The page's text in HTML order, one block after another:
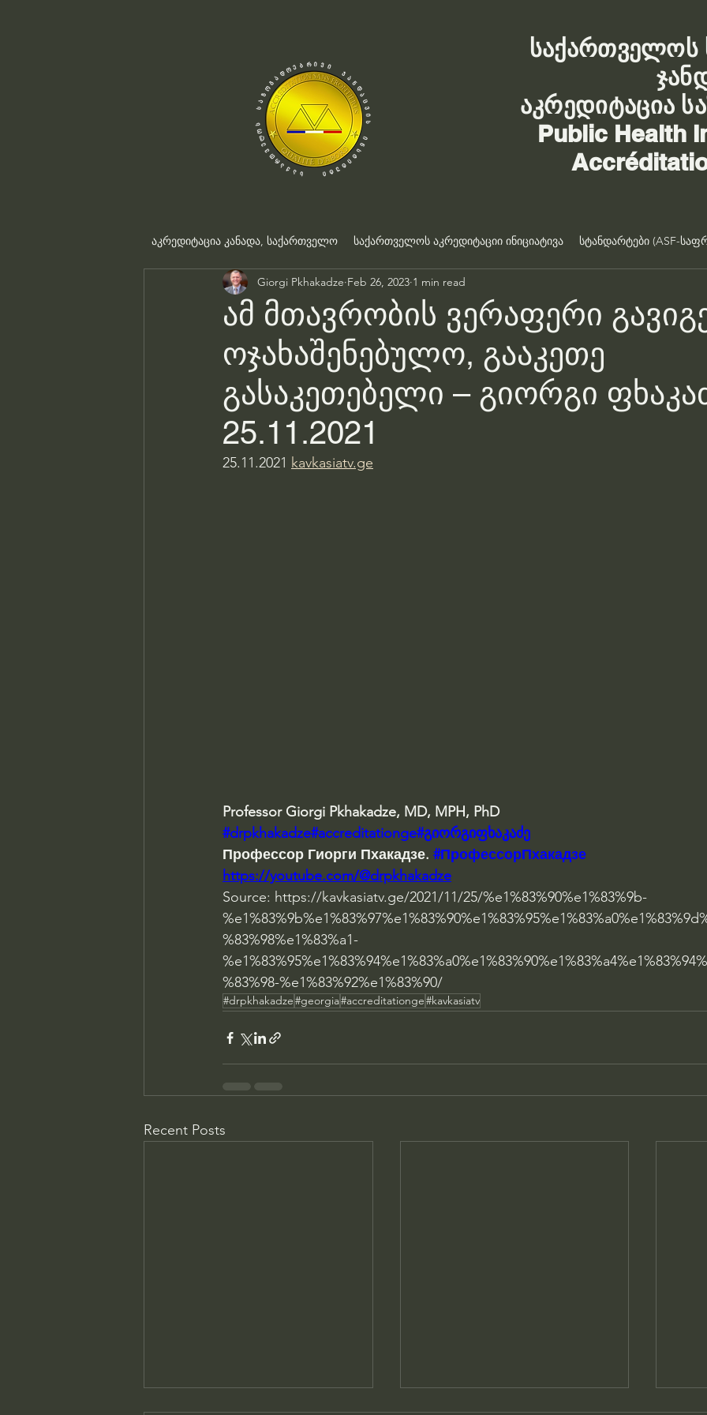
საქართველოს
აკრედიტაცია
Public Health
აკრედიტაცია კანადა, საქართველო საქართველოს აკრედიტაციი ინიციატივა სტანდარტები (ASF-
ამ მთავრობის ვერაფერი
ოჯახაშენებულო, გააკეთე
გასაკეთებელი – გიორგი
25.11.2021
Giorgi Pkhakadze Feb 26, 2023 1 min read
25.11.2021 kavkasiatv.ge
Professor Giorgi Pkhakadze, MD, MPH, PhD
#drpkhakadze#accreditationge#გიორგიფხაკაძე
Профессор Гиорги Пхакадзе. #ПрофессорПхакадзе
https://youtube.com/@drpkhakadze
Source: https://kavkasiatv.ge/2021/11/25/%e1%83%90%e1%83%9b-
%83%98%e1%83%a1-
%83%98-%e1%83%92%e1%83%90/
#drpkhakadze#georgia#accreditationge#kavkasiatv
Recent Posts